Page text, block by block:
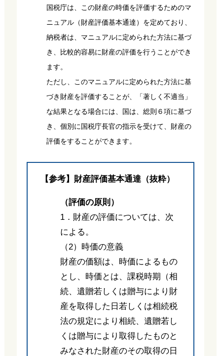
国税庁は、この財産の時価を評価するためのマ
ニュアル（財産評価基本通達）を定めており、
納税者は、マニュアルに定められた方法に基づ
き、比較的容易に財産の評価を行うことができ
ます。
ただし、このマニュアルに定められた方法に基
づき財産を評価することが、「著しく不適当」
な結果となる場合には、国は、総則６項に基づ
き、個別に国税庁長官の指示を受けて、財産の
評価をすることができます。
【参考】財産評価基本通達（抜粋）
（評価の原則）
1．財産の評価については、次
による。
（2）時価の意義
財産の価額は、時価によるもの
とし、時価とは、課税時期（相
続、遺贈若しくは贈与により財
産を取得した日若しくは相続税
法の規定により相続、遺贈若し
くは贈与により取得したものと
みなされた財産のその取得の日